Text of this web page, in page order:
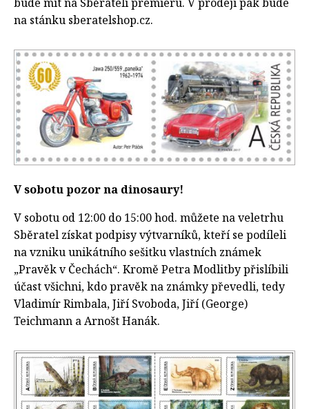
na stánku sberatelshop.cz.
V sobotu pozor na dinosaury!
V sobotu od 12:00 do 15:00 hod. můžete na veletrhu
Sběratel získat podpisy výtvarníků, kteří se podíleli
na vzniku unikátního sešitku vlastních známek
„Pravěk v Čechách“. Kromě Petra Modlitby přislíbili
účast všichni, kdo pravěk na známky převedli, tedy
Vladimír Rimbala, Jiří Svoboda, Jiří (George)
Teichmann a Arnošt Hanák.